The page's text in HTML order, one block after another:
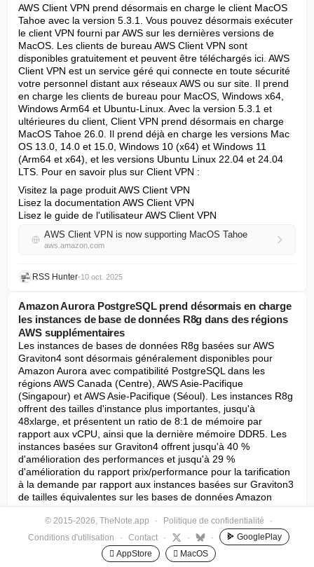
AWS Client VPN prend désormais en charge le client MacOS
Tahoe avec la version 5.3.1. Vous pouvez désormais exécuter
le client VPN fourni par AWS sur les dernières versions de
MacOS. Les clients de bureau AWS Client VPN sont
disponibles gratuitement et peuvent être téléchargés ici. AWS
Client VPN est un service géré qui connecte en toute sécurité
votre personnel distant aux réseaux AWS ou sur site. Il prend
en charge les clients de bureau pour MacOS, Windows x64,
Windows Arm64 et Ubuntu-Linux. Avec la version 5.3.1 et
ultérieures du client, Client VPN prend désormais en charge
MacOS Tahoe 26.0. Il prend déjà en charge les versions Mac
OS 13.0, 14.0 et 15.0, Windows 10 (x64) et Windows 11
(Arm64 et x64), et les versions Ubuntu Linux 22.04 et 24.04
LTS. Pour en savoir plus sur Client VPN :
Visitez la page produit AWS Client VPN
Lisez la documentation AWS Client VPN
Lisez le guide de l'utilisateur AWS Client VPN
AWS Client VPN is now supporting MacOS Tahoe
aws.amazon.com
RSS Hunter•10 oct. 2025
Amazon Aurora PostgreSQL prend désormais en charge
les instances de base de données R8g dans des régions
AWS supplémentaires
Les instances de bases de données R8g basées sur AWS
Graviton4 sont désormais généralement disponibles pour
Amazon Aurora avec compatibilité PostgreSQL dans les
régions AWS Canada (Centre), AWS Asie-Pacifique
(Singapour) et AWS Asie-Pacifique (Séoul). Les instances R8g
offrent des tailles d'instance plus importantes, jusqu'à
48xlarge, et présentent un ratio de 8:1 de mémoire par
rapport aux vCPU, ainsi que la dernière mémoire DDR5. Les
instances basées sur Graviton4 offrent jusqu'à 40 %
d'amélioration des performances et jusqu'à 29 %
d'amélioration du rapport prix/performance pour la tarification
à la demande par rapport aux instances basées sur Graviton3
de tailles équivalentes sur les bases de données Amazon
version et la charge de travail. Les processeurs AWS
Graviton4 sont la dernière génération de processeurs AWS
Graviton conçus sur mesure, construits sur le système AWS
Nitro. Les instances de base de données R8g sont disponibles
© 2015-2026, TheNote.app · Politique de confidentialité
·
Conditions d'utilisation
· Contact · · ·
GooglePlay
 AppStore
 MacOS